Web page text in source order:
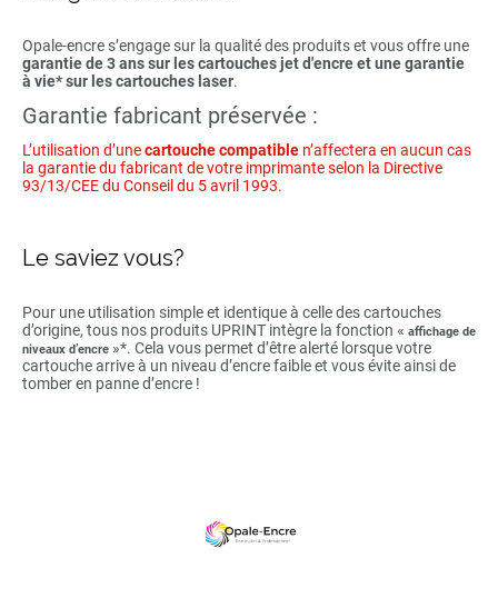
Opale-encre s’engage sur la qualité des produits et vous offre une
garantie de 3 ans sur les cartouches jet d'encre et une garantie
à vie* sur les cartouches laser.
Garantie fabricant préservée :
L’utilisation d’unecartouche compatible n’affectera en aucun cas
la garantie du fabricant de votre imprimante selon la Directive
93/13/CEE du Conseil du 5 avril 1993.
Le saviez vous?
Pour une utilisation simple et identique à celle des cartouches
d’origine, tous nos produits UPRINT intègre la fonction « affichage de
niveaux d’encre »*. Cela vous permet d’être alerté lorsque votre
cartouche arrive à un niveau d’encre faible et vous évite ainsi de
tomber en panne d’encre !